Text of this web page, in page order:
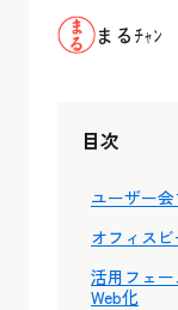
まるﾁｬﾝ
目次
ユーザー
オフィス
活用フェ
Web化